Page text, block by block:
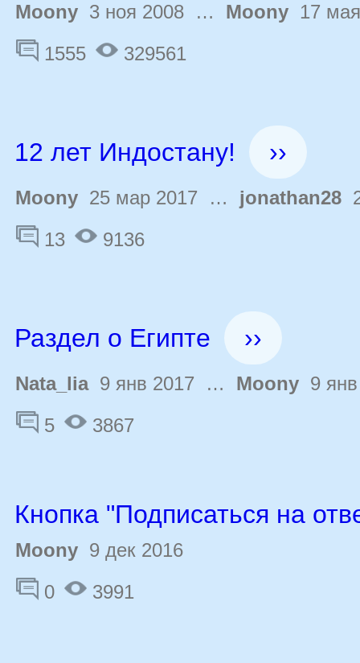
Moony 3 ноя 2008 … Moony 17
1555
329561
12 лет Индостану! ››
Moony 25 мар 2017 … jonathan28
13
9136
Раздел о Египте ››
Nata_lia9 янв 2017 … Moony 9
5
3867
Кнопка "Подписаться на
Moony 9 дек 2016
0
3991